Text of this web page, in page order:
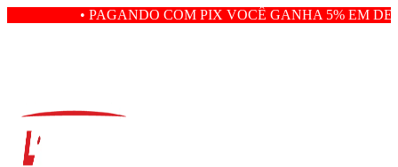
• PAGANDO COM PIX VOCÊ GANHA 5% EM